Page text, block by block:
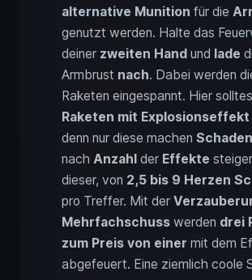
alternative Munition für die
genutzt werden. Halte das
deiner zweiten Hand und lade
Armbrust nach. Dabei werden
Raketen eingespannt. Hier
Raketen mit Explosionseffekt
denn nur diese machen Schaden
nach Anzahl der Effekte
dieser, von 2,5 bis 9 Herzen
pro Treffer. Mit der
Mehrfachschuss werden drei
zum Preis von einer mit dem
abgefeuert. Eine ziemlich coole